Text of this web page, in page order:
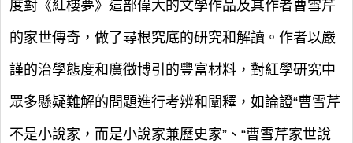
度對《紅樓夢》這部偉大的文學作品及其作者曹雪芹
的家世傳奇，做了尋根究底的研究和解讀。作者以嚴
謹的治學態度和廣徵博引的豐富材料，對紅學研究中
眾多懸疑難解的問題進行考辨和闡釋，如論證“曹雪芹
不是小說家，而是小說家兼歷史家”、“曹雪芹家世說